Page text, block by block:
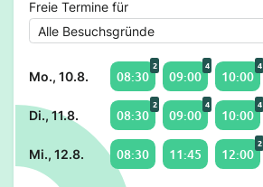
Freie Termine für
Mo., 10.8. 08:30
2
09:00
4
10:00
4
Di., 11.8. 08:30
2
09:00
4
10:00
4
Mi., 12.8. 08:30 11:45 12:00
2